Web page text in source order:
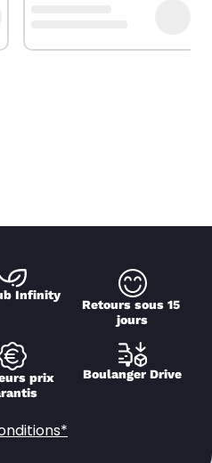
Infinity
Retours sous 15
jours
prix
Boulanger Drive